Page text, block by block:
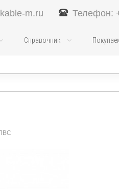
m.ru Телефон:
Справочник